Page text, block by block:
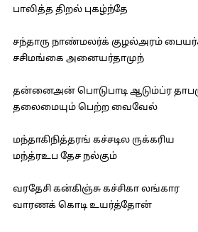
பாலித்த திறல் புகழ்ந்தே
சந்தாரு நாண்மலர்க் குழல்அரம்
சசிமங்கை அனையர்தாமுந்
தன்னைஅன் பொடுபாடி ஆடும்ப்ர
தலைமையும் பெற்ற வைவேல்
மந்தாகிநித்தரங் கச்சடில ருக்கரிய
மந்த்ரஉப தேச நல்கும்
வரதேசி கன்கிஞ்சு கச்சிகா லங்கார
வாரணக் கொடி உயர்த்தோன்